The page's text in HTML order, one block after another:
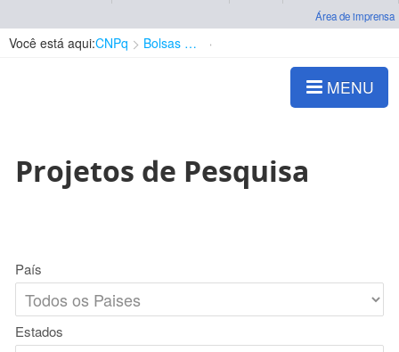
Área de imprensa
Você está aqui:CNPq Bolsas e Auxílios Vigentes
MENU
Projetos de Pesquisa
País
Estados